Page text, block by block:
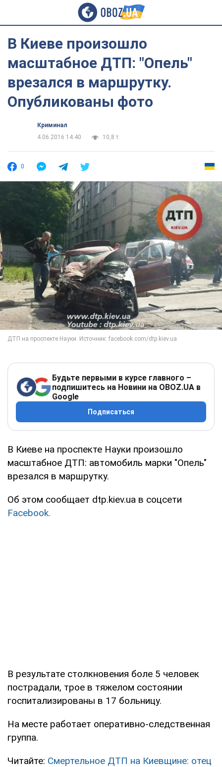
В Киеве произошло
масштабное ДТП: "Опель"
врезался в маршрутку.
Опубликованы фото
Криминал
4.06.2016 14:40
10,8 т.
0
Будьте первыми в курсе главного –
подпишитесь на Новини на OBOZ.UA в
Google
Подписаться
В Киеве на проспекте Науки произошло
масштабное ДТП: автомобиль марки "Опель"
врезался в маршрутку.
Об этом сообщает dtp.kiev.ua в соцсети
Facebook.
В результате столкновения боле 5 человек
пострадали, трое в тяжелом состоянии
госпитализированы в 17 больницу.
На месте работает оперативно-следственная
группа.
Читайте: Смертельное ДТП на Киевщине: отец